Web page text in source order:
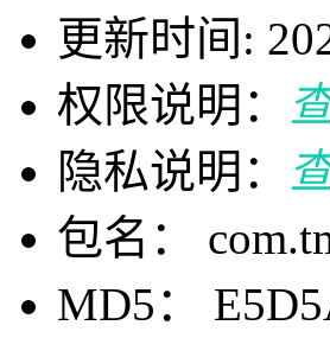
更新时间:
权限说明：
隐私说明：
包名：
MD5：